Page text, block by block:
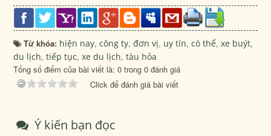
Từ khóa: hiện nay,công ty,đơn vị, uy tín,có thể,xe buýt,
du lịch,tiếp tục,xe du lịch,tàu hỏa
Tổng số điểm của bài viết là: 0 trong 0 đánh giá
Click để đánh giá bài viết
Ý kiến bạn đọc